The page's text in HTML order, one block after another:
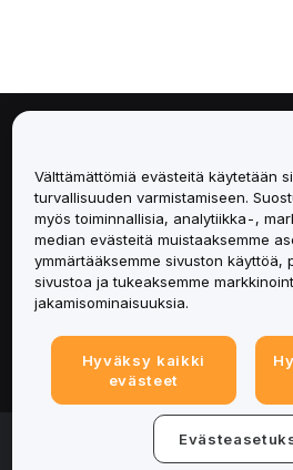
Palvelut
Tuki
Tuotteet
Lakiasiat
© 2025-2026 Bybit.eu. All rights
Välttämättömiä evästeitä käytetään
turvallisuuden varmistamiseen.
myös toiminnallisia, analytiikka-,
median evästeitä muistaaksemme
ymmärtääksemme sivuston käyttöä,
sivustoa ja tukeaksemme
jakamisominaisuuksia.
Hyväksy kaikki
evästeet